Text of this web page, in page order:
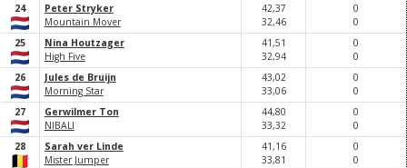
24
Peter Stryker
Mountain Mover
42,37
32,46
0
0
25
Nina Houtzager
High Five
41,51
32,94
0
0
26
Jules de Bruijn
Morning Star
43,02
33,06
0
0
27
Gerwilmer Ton
NIBALI
44,80
33,32
0
0
28
Sarah ver Linde
Mister Jumper
41,16
33,81
0
0